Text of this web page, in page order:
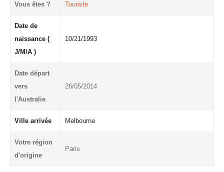
Vous êtes ? Touriste
Date de
naissance (
J/M/A )
10/21/1993
Date départ
vers
l'Australie
26/05/2014
Ville arrivée Melbourne
Votre région
d'origine
Paris